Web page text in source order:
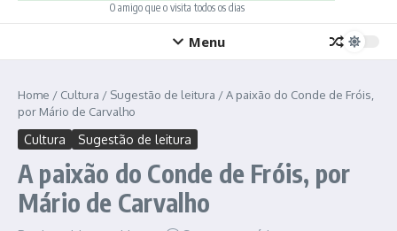
O amigo que o visita todos os dias
Menu
Home / Cultura / Sugestão de leitura /A paixão do Conde de Fróis,
por Mário de Carvalho
Cultura Sugestão de leitura
A paixão do Conde de Fróis, por
Mário de Carvalho